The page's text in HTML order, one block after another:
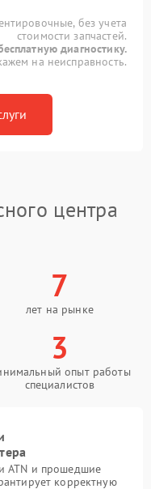
без учета
стоимости запчастей.
диагностику.
на неисправность.
центра
7
лет на рынке
3
опыт работы
специалистов
ATN и прошедшие
корректную